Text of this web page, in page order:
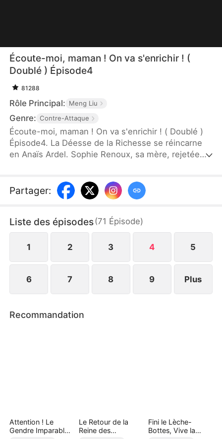
Écoute-moi, maman ! On va s'enrichir ! (
Doublé ) Épisode4
81288
Rôle Principal: Meng Liu
Genre: Contre-Attaque
Écoute-moi, maman ! On va s'enrichir ! ( Doublé )
Épisode4. La Déesse de la Richesse se réincarne
en Anaïs Ardel. Sophie Renoux, sa mère, rejetée
hors du commun. Guidée par sa fille à naître, elle
joue en Bourse, enchaîne les coups d'éclat et
détruire. Leur objectif : mille milliards. Leur cible :
ce père indigne. Leur destin : devenir les femmes
les plus riches du pays.
Partager:
Liste des épisodes(71 Épisode)
1 2 3 4 5
6 7 8 9 Plus
Recommandation
Attention ! Le
Gendre Imparable
Le Retour de la
Reine des
Fini le Lèche-
Bottes, Vive la